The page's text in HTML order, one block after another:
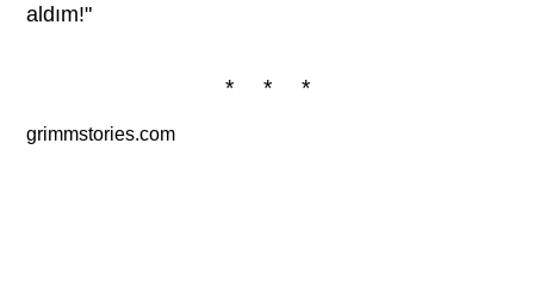
aldım!"
* * *
grimmstories.com